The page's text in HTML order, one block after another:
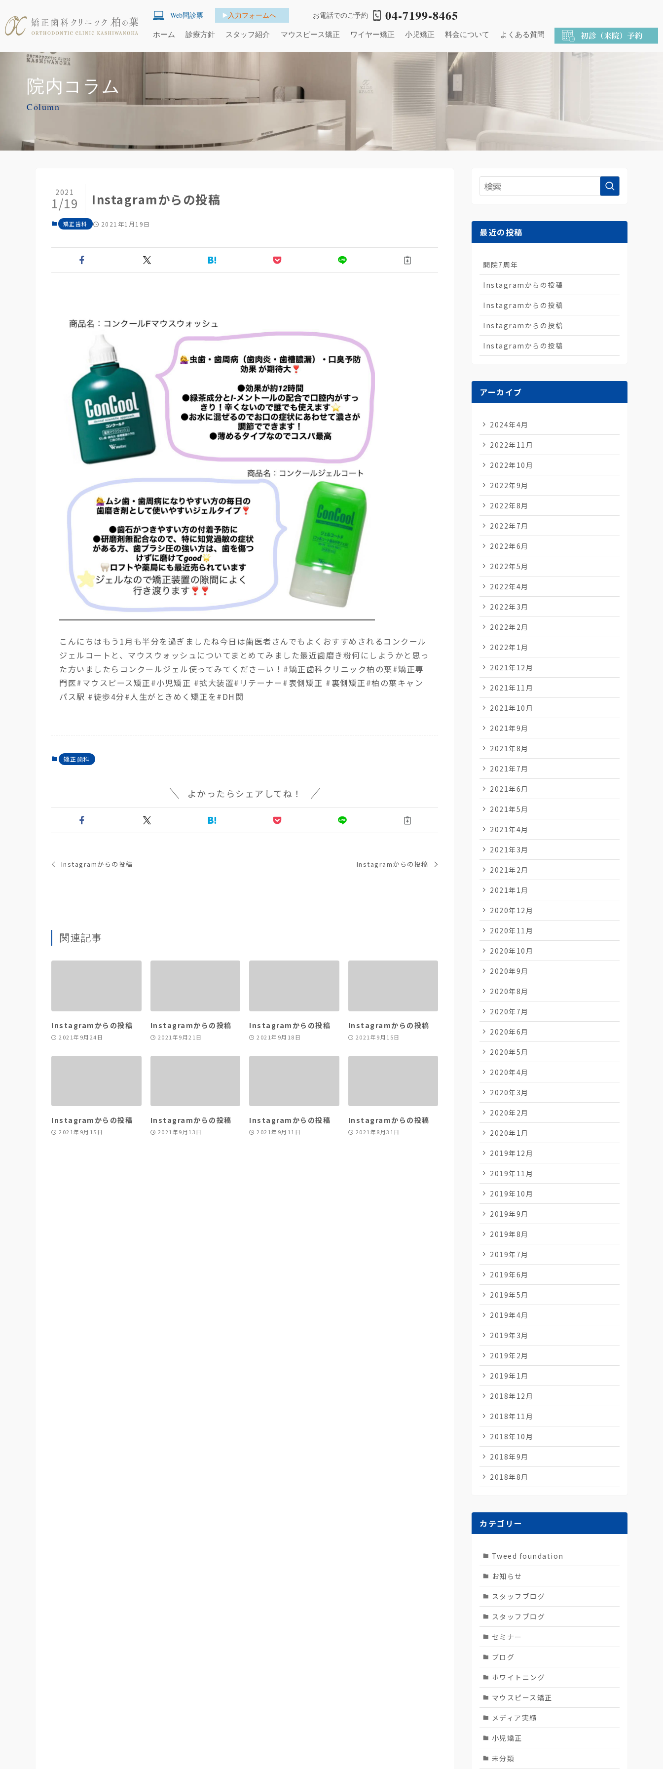
Web問診票 入力フォームへ お電話でのご予約 04-7199-8465
ホーム 診療方針 スタッフ紹介 マウスピース矯正 ワイヤー矯正 小児矯正 料金について よくある質問
院内コラム
Column
Instagramからの投稿
2021
1/19
矯正歯科 2021年1月19日
こんにちは もう1月も半分を過ぎましたね 今日は歯医者さんでもよくおすすめされる コンクール
ジェルコートと、 マウスウォッシュについてまとめてみました 最近歯磨き粉何にしようかと思っ
た方いましたら コンクールジェル使ってみてくださーい！ #矯正歯科クリニック柏の葉 #矯正専
門医 #マウスピース矯正 #小児矯正 #拡大装置#リテーナー #表側矯正 #裏側矯正 #柏の葉キャン
パス駅 #徒歩4分 #人生がときめく矯正を #DH関
矯正歯科
よかったらシェアしてね！
Instagramからの投稿 Instagramからの投稿
関連記事
Instagramからの投稿
2021年9月24日
Instagramからの投稿
2021年9月21日
Instagramからの投稿
2021年9月18日
Instagramからの投稿
2021年9月15日
Instagramからの投稿
2021年9月15日
Instagramからの投稿
2021年9月13日
Instagramからの投稿
2021年9月11日
Instagramからの投稿
2021年8月31日
最近の投稿
開院7周年
Instagramからの投稿
Instagramからの投稿
Instagramからの投稿
Instagramからの投稿
アーカイブ
2024年4月
2022年11月
2022年10月
2022年9月
2022年8月
2022年7月
2022年6月
2022年5月
2022年4月
2022年3月
2022年2月
2022年1月
2021年12月
2021年11月
2021年10月
2021年9月
2021年8月
2021年7月
2021年6月
2021年5月
2021年4月
2021年3月
2021年2月
2021年1月
2020年12月
2020年11月
2020年10月
2020年9月
2020年8月
2020年7月
2020年6月
2020年5月
2020年4月
2020年3月
2020年2月
2020年1月
2019年12月
2019年11月
2019年10月
2019年9月
2019年8月
2019年7月
2019年6月
2019年5月
2019年4月
2019年3月
2019年2月
2019年1月
2018年12月
2018年11月
2018年10月
2018年9月
2018年8月
カテゴリー
Tweed foundation
お知らせ
スタッフブログ
スタッフブログ
セミナー
ブログ
ホワイトニング
マウスピース矯正
メディア実績
小児矯正
未分類